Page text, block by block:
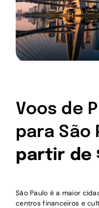
Voos de
para São
partir de
São Paulo é a maior
centros financeiros e